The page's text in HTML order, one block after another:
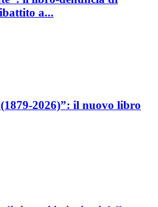
a...
2026)”: il nuovo libro